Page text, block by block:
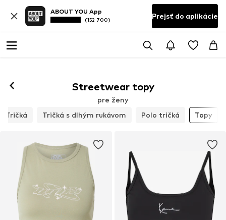
ABOUT YOU App
(152 700) Prejsť do aplikácie
Streetwear topy
pre ženy
Tričká
Tričká s dlhým rukávom Polo tričká Topy